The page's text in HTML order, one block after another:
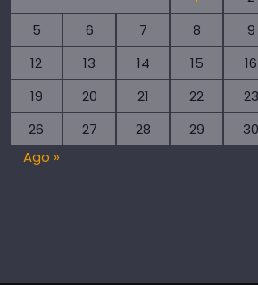
5
6 7 8 9
12
13 14 15 16
19
20 21 22 23
26
27 28 29 30
Ago »